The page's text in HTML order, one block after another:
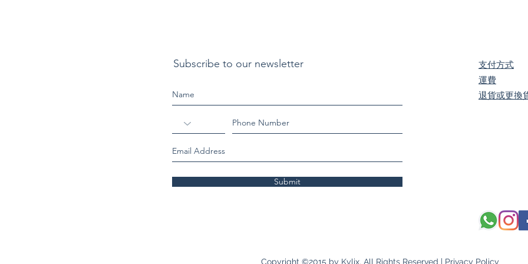
Subscribe to our newsletter
Submit
支付方式
​運費
退貨或更換
Copyright ©2015 by Kylix. All Rights Reserved | Privacy Policy